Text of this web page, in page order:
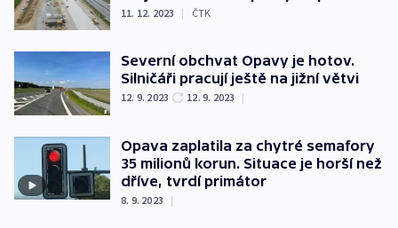
11. 12. 2023 | ČTK
Severní obchvat Opavy je hotov.
Silničáři pracují ještě na jižní větvi
12. 9. 2023 12. 9. 2023 |
Opava zaplatila za chytré semafory
35 milionů korun. Situace je horší než
dříve, tvrdí primátor
8. 9. 2023 |